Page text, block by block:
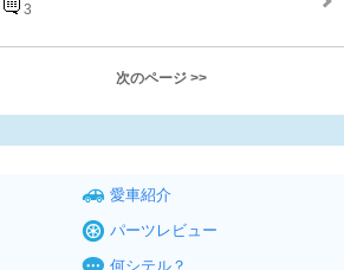
3
次のページ >>
愛車紹介
パーツレビュー
何シテル？